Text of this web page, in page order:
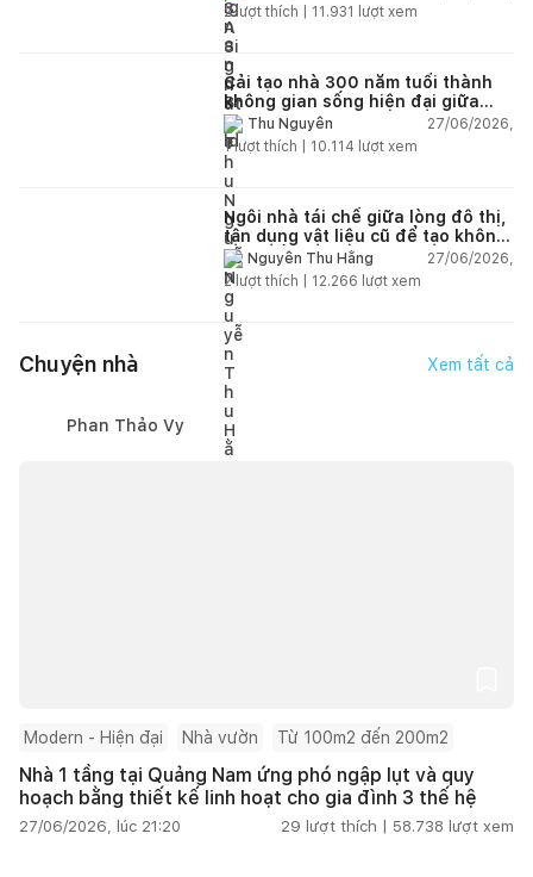
2lượt thích | 11.931 lượt xem
Cải tạo nhà 300 năm tuổi thành
không gian sống hiện đại giữa
thiên nhiên
Thu Nguyễn
27/06/2026,
1lượt thích | 10.114 lượt xem
Ngôi nhà tái chế giữa lòng đô thị,
tận dụng vật liệu cũ để tạo không
gian sống linh hoạt
Nguyễn Thu Hằng
27/06/2026,
2lượt thích | 12.266 lượt xem
Chuyện nhà Xem tất cả
Phan Thảo Vy
Modern - Hiện đại Nhà vườn Từ 100m2 đến 200m2
Nhà 1 tầng tại Quảng Nam ứng phó ngập lụt và quy
hoạch bằng thiết kế linh hoạt cho gia đình 3 thế hệ
27/06/2026, lúc 21:20 29 lượt thích | 58.738 lượt xem